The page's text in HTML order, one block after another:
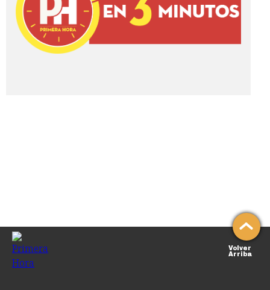
Volver
Arriba